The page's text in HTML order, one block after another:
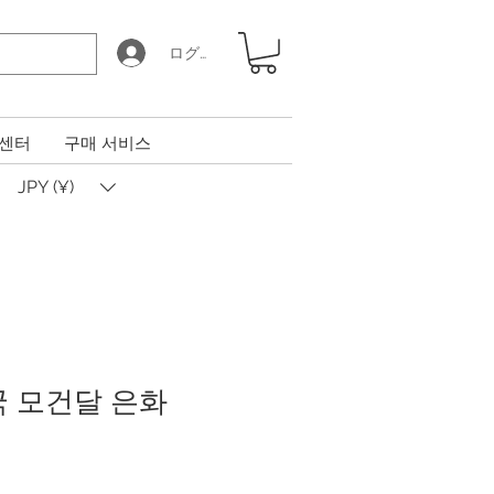
ログイン
터 구매 서비스
JPY (¥)
모건달 은화